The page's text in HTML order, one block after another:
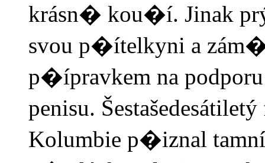
krásn� kou�í. Jinak
svou p�ítelkyni a
p�ípravkem na
penisu.
Kolumbie p�iznal